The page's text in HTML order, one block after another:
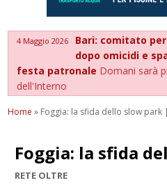
4 Maggio 2026
Bari: comitato
dopo omicidi e
festa patronale Domani sarà
dell'Interno
Home » Foggia: la sfida dello slow park
Foggia: la sfida
RETE OLTRE